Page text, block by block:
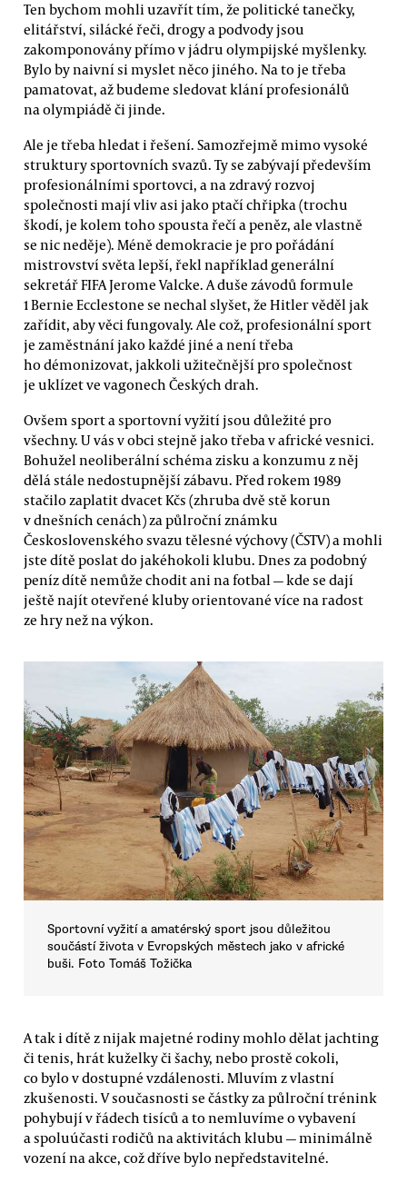
Ten bychom mohli uzavřít tím, že politické tanečky,
elitářství, silácké řeči, drogy a podvody jsou
zakomponovány přímo v jádru olympijské myšlenky.
Bylo by naivní si myslet něco jiného. Na to je třeba
pamatovat, až budeme sledovat klání profesionálů
na olympiádě či jinde.
Ale je třeba hledat i řešení. Samozřejmě mimo vysoké
struktury sportovních svazů. Ty se zabývají především
profesionálními sportovci, a na zdravý rozvoj
společnosti mají vliv asi jako ptačí chřipka (trochu
škodí, je kolem toho spousta řečí a peněz, ale vlastně
se nic neděje). Méně demokracie je pro pořádání
mistrovství světa lepší, řekl například generální
sekretář FIFA Jerome Valcke. A duše závodů formule
1 Bernie Ecclestone se nechal slyšet, že Hitler věděl jak
zařídit, aby věci fungovaly. Ale což, profesionální sport
je zaměstnání jako každé jiné a není třeba
ho démonizovat, jakkoli užitečnější pro společnost
je uklízet ve vagonech Českých drah.
Ovšem sport a sportovní vyžití jsou důležité pro
všechny. U vás v obci stejně jako třeba v africké vesnici.
Bohužel neoliberální schéma zisku a konzumu z něj
dělá stále nedostupnější zábavu. Před rokem 1989
stačilo zaplatit dvacet Kčs (zhruba dvě stě korun
v dnešních cenách) za půlroční známku
Československého svazu tělesné výchovy (ČSTV) a mohli
jste dítě poslat do jakéhokoli klubu. Dnes za podobný
peníz dítě nemůže chodit ani na fotbal — kde se dají
ještě najít otevřené kluby orientované více na radost
ze hry než na výkon.
Sportovní vyžití a amatérský sport jsou důležitou
součástí života v Evropských městech jako v africké
buši. Foto Tomáš Tožička
A tak i dítě z nijak majetné rodiny mohlo dělat jachting
či tenis, hrát kuželky či šachy, nebo prostě cokoli,
co bylo v dostupné vzdálenosti. Mluvím z vlastní
zkušenosti. V současnosti se částky za půlroční trénink
pohybují v řádech tisíců a to nemluvíme o vybavení
a spoluúčasti rodičů na aktivitách klubu — minimálně
vození na akce, což dříve bylo nepředstavitelné.